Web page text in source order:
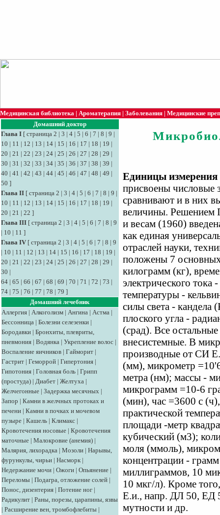
Медицинская библиотека | Ароматерапия | Заболевания | Медицинские
Домашний доктор
Глава I [ страница 2 | 3 | 4 | 5 | 6 | 7 | 8 | 9 |
10 | 11 | 12 | 13 | 14 | 15 | 16 | 17 | 18 | 19 |
20 | 21 | 22 | 23 | 24 | 25 | 26 | 27 | 28 | 29 |
30 | 31 | 32 | 33 | 34 | 35 | 36 | 37 | 38 | 39 |
40 | 41 | 42 | 43 | 44 | 45 | 46 | 47 | 48 | 49 |
50 ]
Глава II [ страница 2 | 3 | 4 | 5 | 6 | 7 | 8 | 9 |
10 | 11 | 12 | 13 | 14 | 15 | 16 | 17 | 18 | 19 |
20 | 21 | 22 ]
Глава III [ страница 2 | 3 | 4 | 5 | 6 | 7 | 8 | 9
| 10 | 11 ]
Глава IV [ страница 2 | 3 | 4 | 5 | 6 | 7 | 8 | 9
| 10 | 11 | 12 | 13 | 14 | 15 | 16 | 17 | 18 | 19 |
20 | 21 | 22 | 23 | 24 | 25 | 26 | 27 | 28 | 29 |
30 |
64 | 65 | 66 | 67 | 68 | 69 | 70 | 71 | 72 | 73 |
74 | 75 | 76 | 77 | 78 | 79 ]
Домашний лечебник
Аллергия | Алкоголизм | Ангина | Астма |
Бессонница | Болезни селезенки |
Бородавки | Бронхиты, плевриты,
пневмония | Водянка | Укрепление волос |
Воспаление яичников | Гайморит |
Гастрит | Геморрой | Гипертония |
Гипотония | Головная боль | Грипп
(простуда) | Диабет | Желтуха |
Желчегонные | Задержка месячных |
Запор | Камни в желчных протоках и
печени | Камни в почках и мочевом
пузыре | Кашель | Климакс |
Кровотечения носовые | Кровотечения
маточные | Малокровие (анемия) |
Малярия, лихорадка | Мозоли | Нарывы,
фурункулы, чирьи | Насморк |
Недержание мочи | Ожоги | Опьянение |
Переломы | Подагра, отложение солей |
Понос, дизентерия | Потение ног |
Радикулит | Раны, порезы, царапины, язвы
| Расширение вен, тромбофлебиты |
Единицы измерения
присвоены числовые
сравнивают и в них
величины. Решением
и весам (1960)
как единая
отраслей науки,
положены 7
килограмм (кг),
электрического
температуры -
силы света - кандела
плоского угла -
(срад). Все
внесистемные. В
производные от СИ
(мм), микрометр
метра (нм); массы -
микрограмм =10-6
(мин), час =3600 с
практической
площади -метр
кубический (м3);
моля (ммоль),
концентрации -
миллиграммов, 10
10 мкг/л). Кроме
Е.и., напр. ДЛ 50, ЕД
мутности и др.